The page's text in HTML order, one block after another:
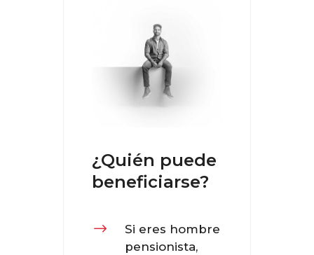
¿Quién puede
beneficiarse?
$
Si eres hombre
pensionista,